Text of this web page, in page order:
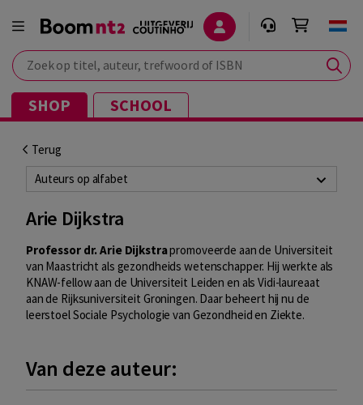
Zoek op titel, auteur, trefwoord of ISBN
SHOP SCHOOL
Terug
Auteurs op alfabet
Arie Dijkstra
Professor dr. Arie Dijkstrapromoveerde aan de Universiteit
van Maastricht als gezondheids wetenschapper. Hij werkte als
KNAW-fellow aan de Universiteit Leiden en als Vidi-laureaat
aan de Rijksuniversiteit Groningen. Daar beheert hij nu de
leerstoel Sociale Psychologie van Gezondheid en Ziekte.
Van deze auteur: